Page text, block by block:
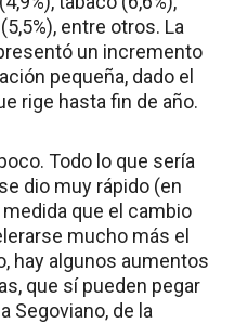
entre otros. La
un incremento
pequeña, dado el
rige hasta fin de año.
Todo lo que sería
dio muy rápido (en
medida que el cambio
mucho más el
hay algunos aumentos
que sí pueden pegar
Segoviano, de la